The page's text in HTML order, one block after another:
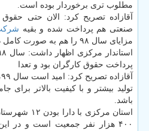
مطلوب تری برخوردار بوده است.
آقازاده تصریح كرد: الان حتی
صنعتی هم پرداخت شده و بقیه
مزایای سال ۹۸ را هم به صورت كامل دریافت كرده اند.
پرداخت حقوق كارگران بود و تعدا
تولید بیشتر و با كیفیت بالاتر برای
باشد.
استان مركزی
۴۰۰ هزار نفر جمعیت است و در